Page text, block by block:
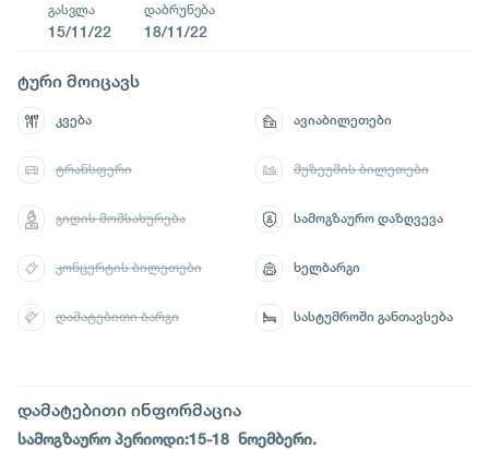
გასვლა
15/11/22
დაბრუნება
18/11/22
დამატებითი ინფორმაცია
სამოგზაურო პერიოდი:15-18 ნოემბერი.
ტური მოიცავს
კვება ავიაბილეთები
ტრანსფერი მუზეუმის ბილეთები
გიდის მომსახურება სამოგზაურო დაზღვევა
კონცერტის ბილეთები ხელბარგი
დამატებითი ბარგი სასტუმროში განთავსება